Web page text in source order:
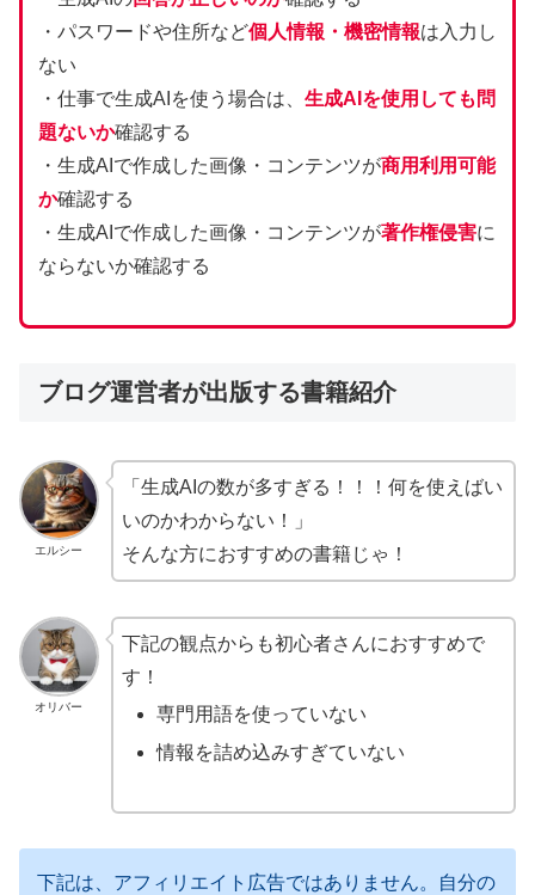
・パスワードや住所など個人情報・機密情報は入力し
ない
・仕事で生成AIを使う場合は、 生成AIを使用しても問
題ないか確認する
・生成AIで作成した画像・コンテンツが商用利用可能
か確認する
・生成AIで作成した画像・コンテンツが著作権侵害に
ならないか確認する
ブログ運営者が出版する書籍紹介
エルシー
「生成AIの数が多すぎる！！！何を使えばい
いのかわからない！」
そんな方におすすめの書籍じゃ！
オリバー
下記の観点からも初心者さんにおすすめで
す！
専門用語を使っていない
情報を詰め込みすぎていない
下記は、アフィリエイト広告ではありません。自分の